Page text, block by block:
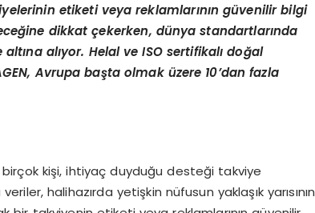
etiketi veya reklamlarının güvenilir bilgi
dikkat çekerken, dünya standartlarında
alıyor. Helal ve ISO sertifikalı doğal
Avrupa başta olmak üzere 10’dan fazla
birçok kişi, ihtiyaç duyduğu desteği takviye
halihazırda yetişkin nüfusun yaklaşık yarısının